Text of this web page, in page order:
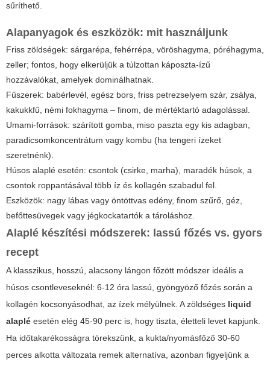
sűríthető.
Alapanyagok és eszközök: mit használjunk
Friss zöldségek: sárgarépa, fehérrépa, vöröshagyma, póréhagyma,
zeller; fontos, hogy elkerüljük a túlzottan káposzta-ízű
hozzávalókat, amelyek dominálhatnak.
Fűszerek: babérlevél, egész bors, friss petrezselyem szár, zsálya,
kakukkfű, némi fokhagyma – finom, de mértéktartó adagolással.
Umami-források: szárított gomba, miso paszta egy kis adagban,
paradicsomkoncentrátum vagy kombu (ha tengeri ízeket
szeretnénk).
Húsos alaplé esetén: csontok (csirke, marha), maradék húsok, a
csontok roppantásával több íz és kollagén szabadul fel.
Eszközök: nagy lábas vagy öntöttvas edény, finom szűrő, géz,
befőttesüvegek vagy jégkockatartók a tároláshoz.
Alaplé készítési módszerek: lassú főzés vs. gyors
recept
A klasszikus, hosszú, alacsony lángon főzött módszer ideális a
húsos csontleveseknél: 6-12 óra lassú, gyöngyöző főzés során a
kollagén kocsonyásodhat, az ízek mélyülnek. A zöldséges liquid
alaplé esetén elég 45-90 perc is, hogy tiszta, életteli levet kapjunk.
Ha időtakarékosságra törekszünk, a kukta/nyomásfőző 30-60
perces alkotta változata remek alternatíva, azonban figyeljünk a